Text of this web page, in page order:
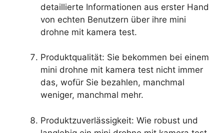
detaillierte Informationen aus erster Hand
von echten Benutzern über ihre mini
drohne mit kamera test.
Produktqualität: Sie bekommen bei einem
mini drohne mit kamera test nicht immer
das, wofür Sie bezahlen, manchmal
weniger, manchmal mehr.
Produktzuverlässigkeit: Wie robust und